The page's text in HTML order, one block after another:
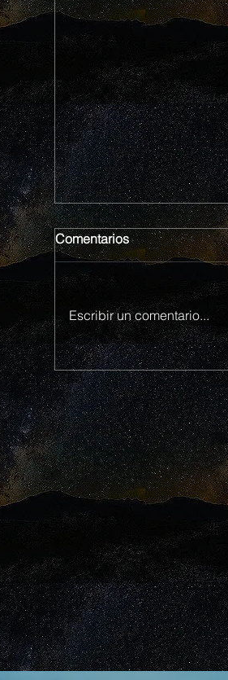
Comentarios
Escribir un comentario...